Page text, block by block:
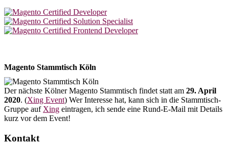
Magento Stammtisch Köln
Der nächste Kölner Magento Stammtisch findet statt am 29. April
2020. (Xing Event) Wer Interesse hat, kann sich in die Stammtisch-
Gruppe auf Xing eintragen, ich sende eine Rund-E-Mail mit Details
kurz vor dem Event!
Kontakt